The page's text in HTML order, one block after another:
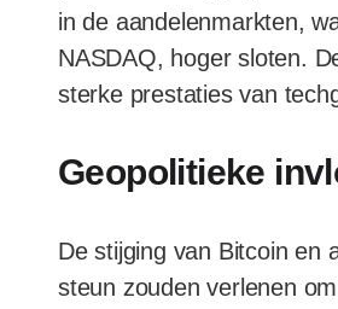
in de aandelenmarkten,
NASDAQ, hoger sloten.
sterke prestaties van
Geopolitieke
De stijging van Bitcoin en
steun zouden verlenen